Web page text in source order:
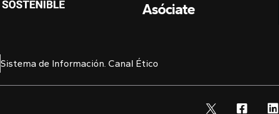
Asóciate
Sistema de Información. Canal Ético